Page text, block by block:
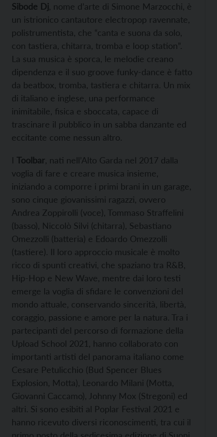
Sibode Dj , nome d’arte di Simone Marzocchi, è
un istrionico cantautore electropop ravennate,
polistrumentista, che “canta e suona da solo,
con tastiera, chitarra, tromba e loop station”.
La sua musica è sporca, le melodie creano
dipendenza e il suo groove funky-dance è fatto
da beatbox, tromba, tastiera e chitarra. Un mix
di italiano e inglese, una performance
inimitabile, fisica e sboccata, capace di
trascinare il pubblico in un sabba danzante ed
eccitante come nessun altro.
I Toolbar , nati nell’Alto Garda nel 2017 dalla
voglia di fare e creare musica insieme,
iniziando a comporre i primi brani in un garage,
sono cinque giovanissimi ragazzi, ovvero
Andrea Zoppirolli (voce), Tommaso Straffelini
(basso), Niccolò Silvi (chitarra), Sebastiano
Omezzolli (batteria) e Edoardo Omezzolli
(tastiere). Il loro approccio musicale è molto
ricco di spunti creativi, che spaziano tra R&B,
Hip-Hop e New Wave, mentre dai loro testi
emerge la voglia di sfidare le convenzioni del
mondo attuale, conservando sincerità, libertà,
coraggio, passione e amore per la natura. Tra i
partecipanti del percorso di formazione della
Upload School 2021, hanno collaborato con
importanti artisti del panorama italiano come
Cesare Petulicchio (Bud Spencer Blues
Explosion, Motta), Leonardo Milani (Motta,
Giovanni Caccamo), Johnny Mox (Stregoni) ed
altri. Si sono esibiti al Poplar Festival 2021 e
hanno ricevuto diversi riconoscimenti, tra cui il
primo posto della sedicesima edizione di Suoni